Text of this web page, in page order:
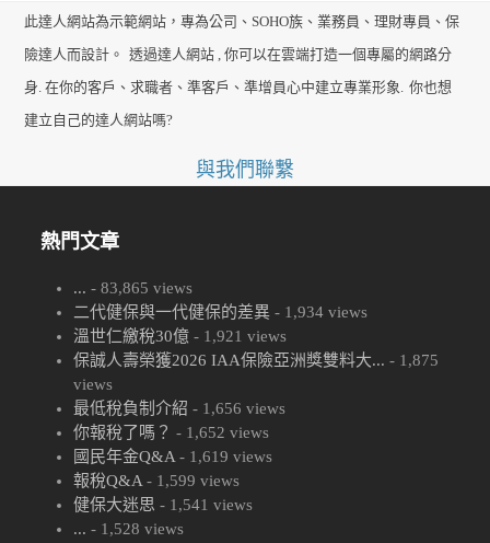
post:
post:
此達人網站為示範網站，專為公司、SOHO族、業務員、理財專員、保
險達人而設計。
透過達人網站 , 你可以在雲端打造一個專屬的網路分
身. 在你的客戶、求職者、準客戶、準增員心中建立專業形象. 你也想
建立自己的達人網站嗎?
與我們聯繫
熱門文章
... - 83,865 views
二代健保與一代健保的差異 - 1,934 views
溫世仁繳稅30億 - 1,921 views
保誠人壽榮獲2026 IAA保險亞洲獎雙料大... - 1,875
views
最低稅負制介紹 - 1,656 views
你報稅了嗎？ - 1,652 views
國民年金Q&A- 1,619 views
報稅Q&A- 1,599 views
健保大迷思 - 1,541 views
... - 1,528 views